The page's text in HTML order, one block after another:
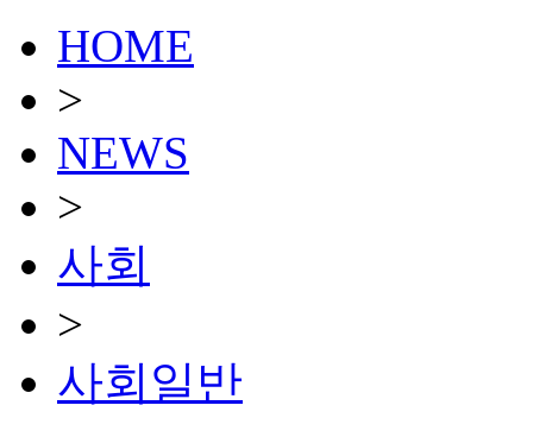
HOME
>
NEWS
>
사회
>
사회일반